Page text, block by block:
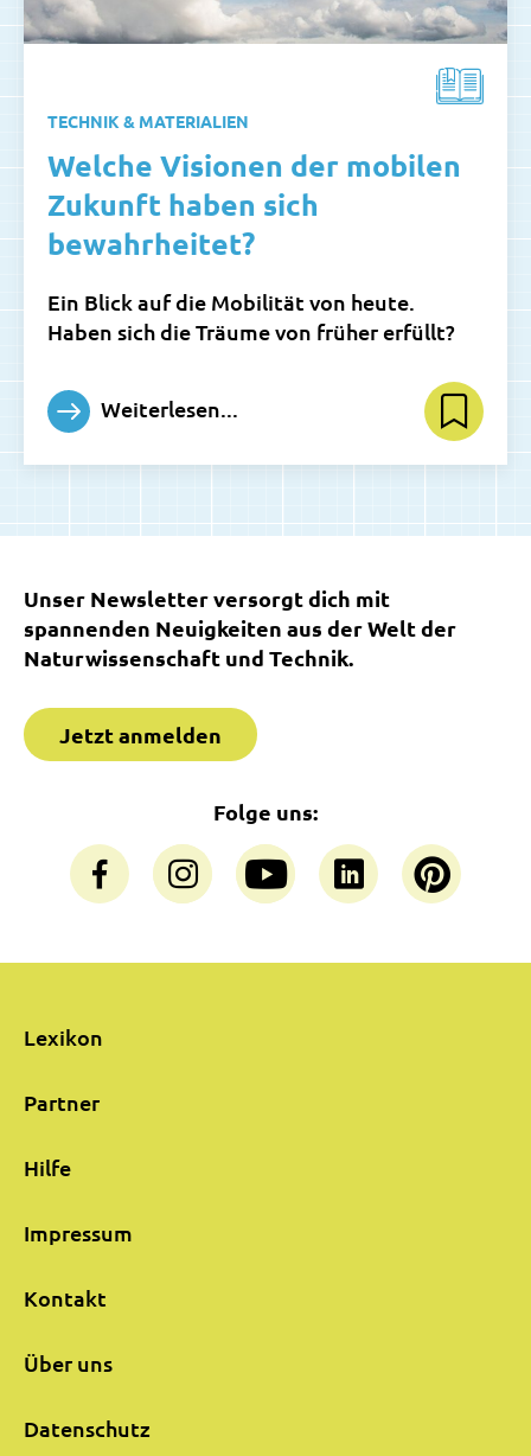
TECHNIK & MATERIALIEN
Welche Visionen der mobilen
Zukunft haben sich
bewahrheitet?
Ein Blick auf die Mobilität von heute.
Haben sich die Träume von früher erfüllt?
Weiterlesen...
Unser Newsletter versorgt dich mit
spannenden Neuigkeiten aus der Welt der
Naturwissenschaft und Technik.
Jetzt anmelden
Folge uns:
Lexikon
Partner
Hilfe
Impressum
Kontakt
Über uns
Datenschutz